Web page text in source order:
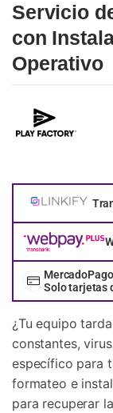
Servicio
con
Operativo
Solo tarjetas
¿Tu equipo
constantes,
específico para
formateo e
para recuperar